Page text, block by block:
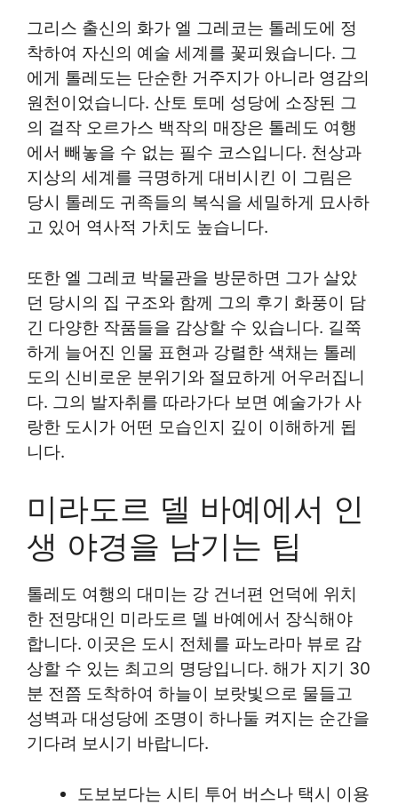
그리스 출신의 화가 엘 그레코는 톨레도에 정
착하여 자신의 예술 세계를 꽃피웠습니다. 그
에게 톨레도는 단순한 거주지가 아니라 영감의
원천이었습니다. 산토 토메 성당에 소장된 그
의 걸작 오르가스 백작의 매장은 톨레도 여행
에서 빼놓을 수 없는 필수 코스입니다. 천상과
지상의 세계를 극명하게 대비시킨 이 그림은
당시 톨레도 귀족들의 복식을 세밀하게 묘사하
고 있어 역사적 가치도 높습니다.
또한 엘 그레코 박물관을 방문하면 그가 살았
던 당시의 집 구조와 함께 그의 후기 화풍이 담
긴 다양한 작품들을 감상할 수 있습니다. 길쭉
하게 늘어진 인물 표현과 강렬한 색채는 톨레
도의 신비로운 분위기와 절묘하게 어우러집니
다. 그의 발자취를 따라가다 보면 예술가가 사
랑한 도시가 어떤 모습인지 깊이 이해하게 됩
니다.
미라도르 델 바예에서 인
생 야경을 남기는 팁
톨레도 여행의 대미는 강 건너편 언덕에 위치
한 전망대인 미라도르 델 바예에서 장식해야
합니다. 이곳은 도시 전체를 파노라마 뷰로 감
상할 수 있는 최고의 명당입니다. 해가 지기 30
분 전쯤 도착하여 하늘이 보랏빛으로 물들고
성벽과 대성당에 조명이 하나둘 켜지는 순간을
기다려 보시기 바랍니다.
도보보다는 시티 투어 버스나 택시 이용